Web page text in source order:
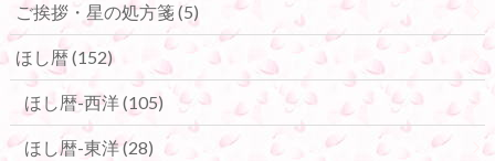
ご挨拶・星の処方箋(5)
ほし暦(152)
ほし暦-西洋(105)
ほし暦-東洋(28)